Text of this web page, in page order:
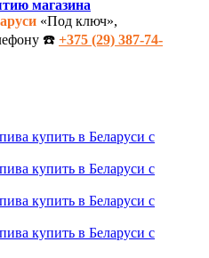
магазина
«Под ключ»,
☎️ +375 (29) 387-74-